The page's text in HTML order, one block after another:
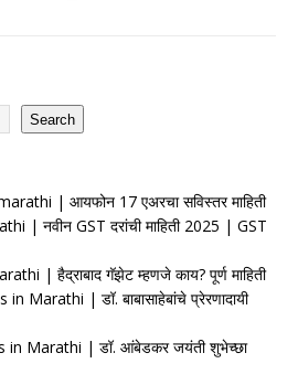
Search
| आयफोन 17 एअरचा सविस्तर माहिती
| नवीन GST दरांची माहिती 2025 | GST
| हैद्राबाद गॅझेट म्हणजे काय? पूर्ण माहिती
Marathi | डॉ. बाबासाहेबांचे प्रेरणादायी
in Marathi | डॉ. आंबेडकर जयंती शुभेच्छा